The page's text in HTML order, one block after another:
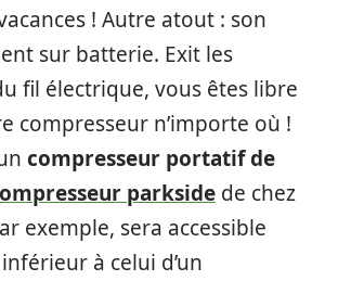
! Autre atout : son
sur batterie. Exit les
fil électrique, vous êtes libre
compresseur n’importe où !
compresseur portatif de
parkside de chez
exemple, sera accessible
à celui d’un